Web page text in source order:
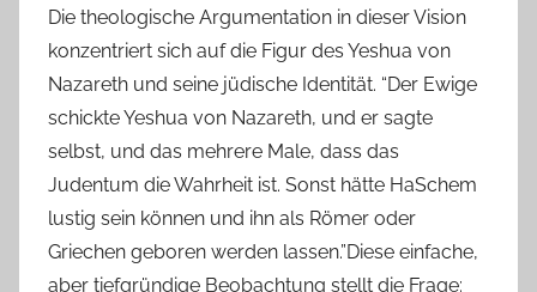
Die theologische Argumentation in dieser Vision
konzentriert sich auf die Figur des Yeshua von
Nazareth und seine jüdische Identität. “Der Ewige
schickte Yeshua von Nazareth, und er sagte
selbst, und das mehrere Male, dass das
Judentum die Wahrheit ist. Sonst hätte HaSchem
lustig sein können und ihn als Römer oder
Griechen geboren werden lassen.”Diese einfache,
aber tiefgründige Beobachtung stellt die Frage: